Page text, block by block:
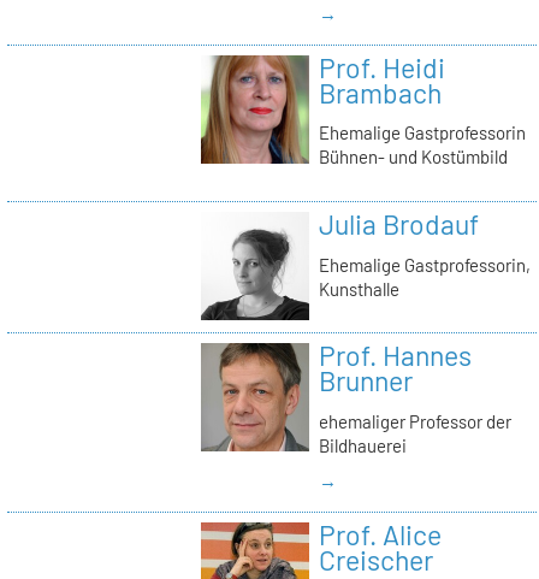
→
Prof. Heidi
Brambach
Ehemalige Gastprofessorin
Bühnen- und Kostümbild
Julia Brodauf
Ehemalige Gastprofessorin,
Kunsthalle
Prof. Hannes
Brunner
ehemaliger Professor der
Bildhauerei
→
Prof. Alice
Creischer